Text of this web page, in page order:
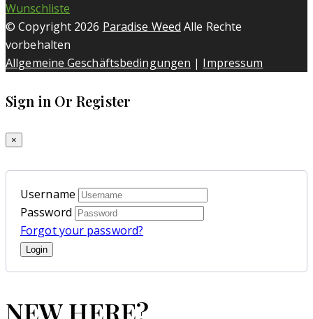
Wunschliste
© Copyright 2026 Paradise Weed Alle Rechte
vorbehalten
Allgemeine Geschäftsbedingungen | Impressum
Sign in Or Register
×
Username
Password
Forgot your password?
NEW HERE?